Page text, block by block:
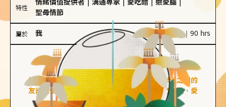
特性
情緒價值提供者 溝通專家 愛吃醋 戀愛腦
聖母情節
屬於 我 100 g｜90 hrs
好友型
佛手柑、橙花
好友型的人喜歡分享生活中的點滴，重視與伴侶之間的
友誼和信任，穩定感是重要的關鍵詞。對他們來說，愛
情是心靈深處的共鳴和理解。